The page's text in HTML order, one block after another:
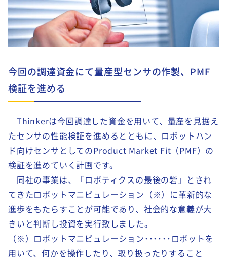
今回の調達資金にて量産型センサの作製、PMF
検証を進める
Thinkerは今回調達した資金を用いて、量産を見据え
たセンサの性能検証を進めるとともに、ロボットハン
ド向けセンサとしてのProduct Market Fit（PMF）の
検証を進めていく計画です。
同社の事業は、「ロボティクスの最後の砦」とされ
てきたロボットマニピュレーション（※）に革新的な
進歩をもたらすことが可能であり、社会的な意義が大
きいと判断し投資を実行致しました。
（※）ロボットマニピュレーション･･････ロボットを
用いて、何かを操作したり、取り扱ったりすること